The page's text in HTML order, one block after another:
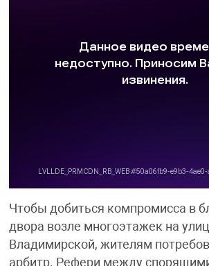
Чтобы добиться компромисса в
двора возле многоэтажек на
Владимирской, жителям
арбитр. Рефери между